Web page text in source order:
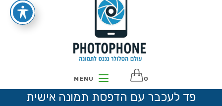
0
MENU
פד לעכבר עם הדפסת תמונה אישית